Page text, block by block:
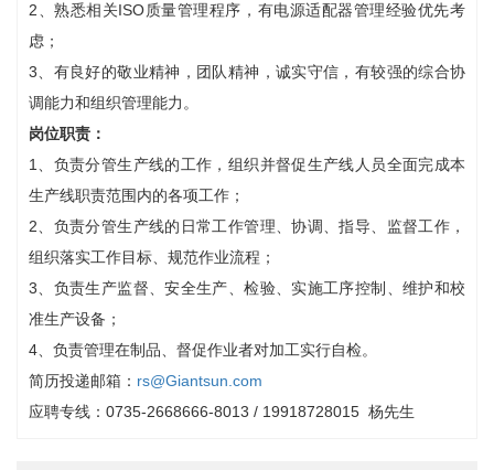
2、熟悉相关ISO质量管理程序，有电源适配器管理经验优先考
虑；
3、有良好的敬业精神，团队精神，诚实守信，有较强的综合协
调能力和组织管理能力。
岗位职责：
1、负责分管生产线的工作，组织并督促生产线人员全面完成本
生产线职责范围内的各项工作；
2、负责分管生产线的日常工作管理、协调、指导、监督工作，
组织落实工作目标、规范作业流程；
3、负责生产监督、安全生产、检验、实施工序控制、维护和校
准生产设备；
4、负责管理在制品、督促作业者对加工实行自检。
简历投递邮箱： rs@Giantsun.com
应聘专线：0735-2668666-8013 / 19918728015 杨先生